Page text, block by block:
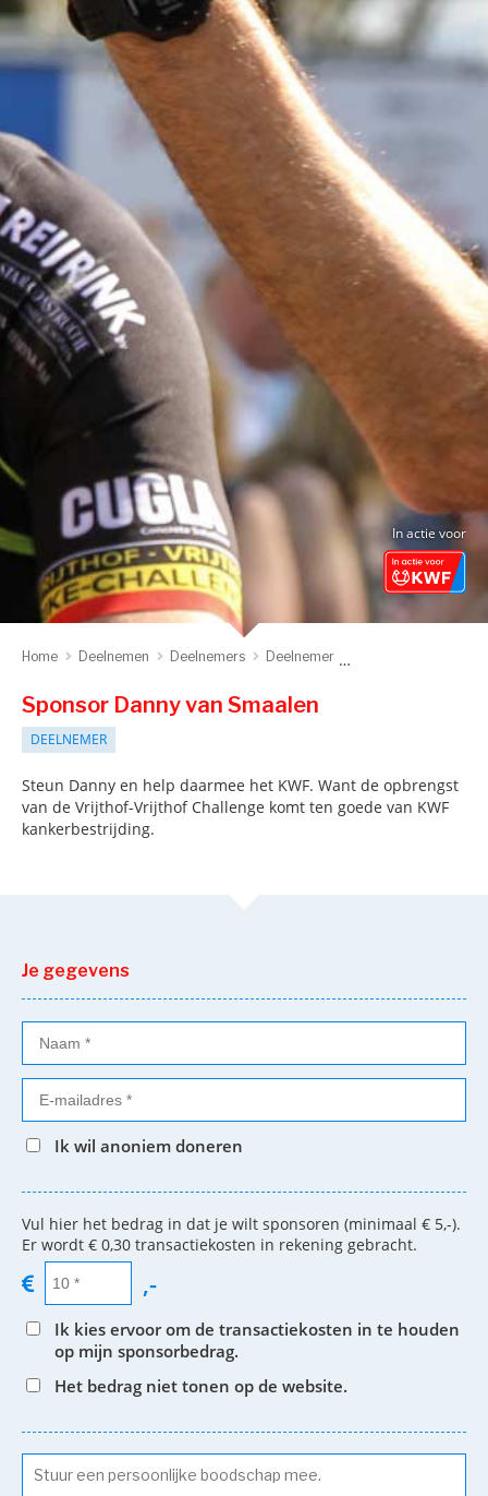
In actie voor
Home Deelnemen Deelnemers Deelnemer
Sponsor Danny van Smaalen
DEELNEMER
Steun Danny en help daarmee het KWF. Want de opbrengst
van de Vrijthof-Vrijthof Challenge komt ten goede van KWF
kankerbestrijding.
Je gegevens
Ik wil anoniem doneren
Vul hier het bedrag in dat je wilt sponsoren (minimaal € 5,-).
Er wordt € 0,30 transactiekosten in rekening gebracht.
,-
Ik kies ervoor om de transactiekosten in te houden
op mijn sponsorbedrag.
Het bedrag niet tonen op de website.